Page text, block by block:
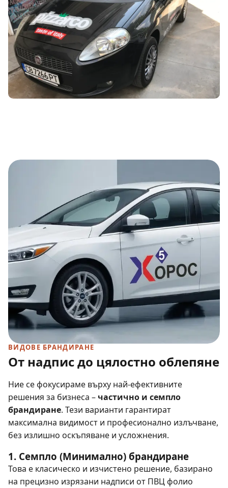
ВИДОВЕ БРАНДИРАНЕ
От надпис до цялостно облепяне
Ние се фокусираме върху най-ефективните
решения за бизнеса – частично и семпло
брандиране. Тези варианти гарантират
максимална видимост и професионално излъчване,
без излишно оскъпяване и усложнения.
1. Семпло (Минимално) брандиране
Това е класическо и изчистено решение, базирано
на прецизно изрязани надписи от ПВЦ фолио